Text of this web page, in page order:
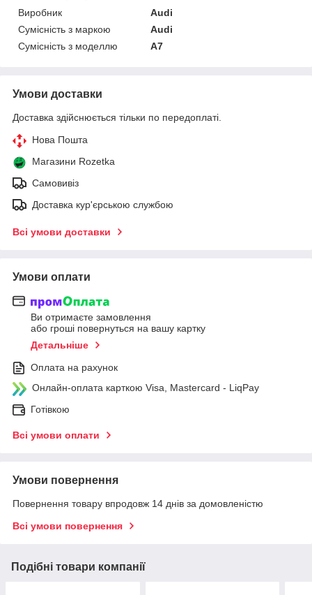
Виробник
Audi
Сумісність з маркою
Audi
Сумісність з моделлю
A7
Умови доставки
Доставка здійснюється тільки по передоплаті.
Нова Пошта
Магазини Rozetka
Самовивіз
Доставка кур'єрською службою
Всі умови доставки
Умови оплати
Ви отримаєте замовлення
або гроші повернуться на вашу картку
Детальніше
Оплата на рахунок
Онлайн-оплата карткою Visa, Mastercard - LiqPay
Готівкою
Всі умови оплати
Умови повернення
Повернення товару впродовж 14 днів за домовленістю
Всі умови повернення
Подібні товари компанії